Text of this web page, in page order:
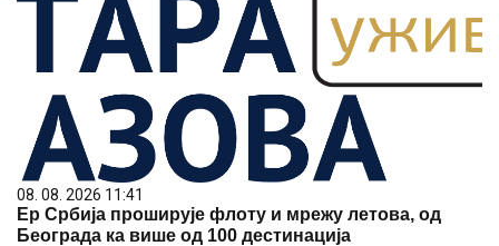
08. 08. 2026 11:41
Ер Србија проширује флоту и мрежу летова, од
Београда ка више од 100 дестинација